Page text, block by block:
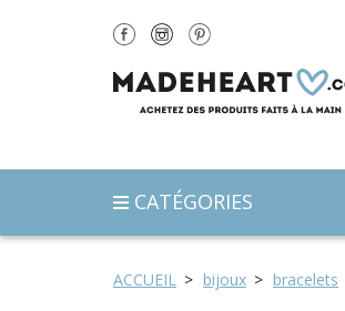
ACCUEIL bijoux bracelets
CATÉGORIES